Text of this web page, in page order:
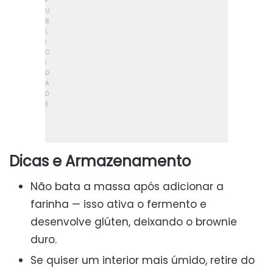
Dicas e Armazenamento
Não bata a massa após adicionar a
farinha — isso ativa o fermento e
desenvolve glúten, deixando o brownie
duro.
Se quiser um interior mais úmido, retire do